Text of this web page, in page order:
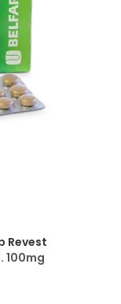
Revest
100mg